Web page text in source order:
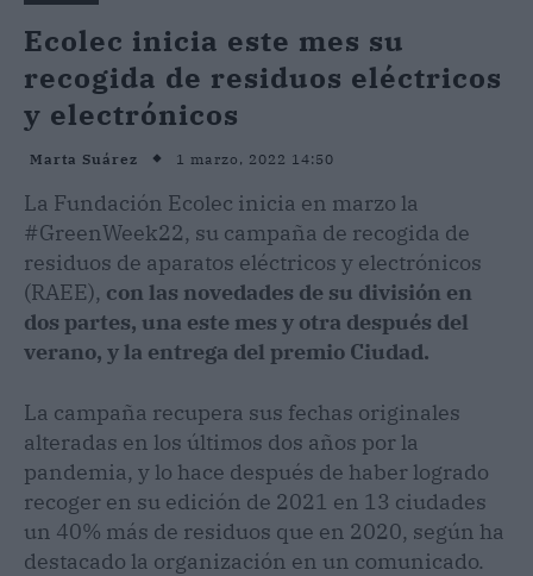
Ecolec inicia este mes su
recogida de residuos eléctricos
y electrónicos
Marta Suárez 1 marzo, 2022 14:50
La Fundación Ecolec inicia en marzo la
#GreenWeek22, su campaña de recogida de
residuos de aparatos eléctricos y electrónicos
(RAEE), con las novedades de su división en
dos partes, una este mes y otra después del
verano, y la entrega del premio Ciudad.
La campaña recupera sus fechas originales
alteradas en los últimos dos años por la
pandemia, y lo hace después de haber logrado
recoger en su edición de 2021 en 13 ciudades
un 40% más de residuos que en 2020, según ha
destacado la organización en un comunicado.